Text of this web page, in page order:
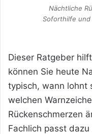
Nächtliche
Soforthilfe und
Dieser Ratgeber
können Sie heute
typisch, wann lohnt
welchen
Rückenschmerzen
Fachlich passt